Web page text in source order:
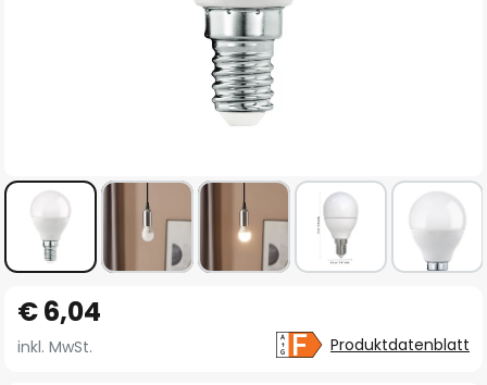
Anfang
der
€ 6,04
inkl. MwSt. Produktdatenblatt